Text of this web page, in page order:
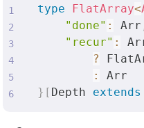
type FlatArray<
"done" : Arr
"recur" :
?
:
} [ Depth extends